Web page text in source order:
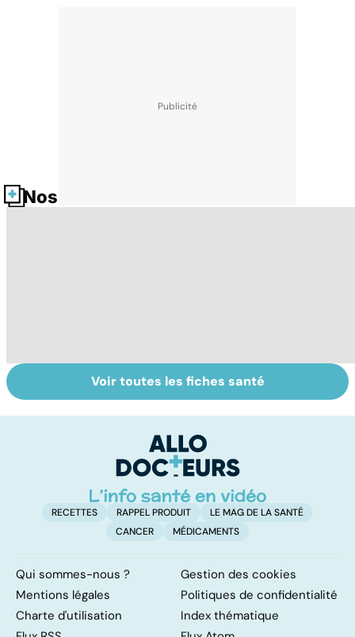
Nos fiches santé
osseuse : des
Troubles de
l'érection :
haute
Voir toutes les fiches santé
RECETTES RAPPEL PRODUIT
LE MAG DE LA SANTÉ
CANCER
MÉDICAMENTS
Qui sommes-nous ?
Gestion des cookies
Mentions légales
Politiques de confidentialité
Charte d'utilisation
Index thématique